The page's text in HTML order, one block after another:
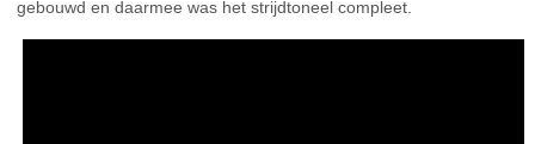
gebouwd en daarmee was het strijdtoneel compleet.